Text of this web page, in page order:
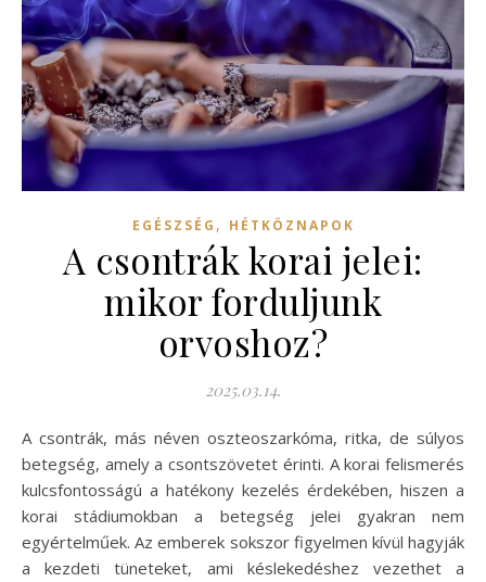
EGÉSZSÉG , HÉTKÖZNAPOK
A csontrák korai jelei:
mikor forduljunk
orvoshoz?
2025.03.14.
A csontrák, más néven oszteoszarkóma, ritka, de súlyos
betegség, amely a csontszövetet érinti. A korai felismerés
kulcsfontosságú a hatékony kezelés érdekében, hiszen a
korai stádiumokban a betegség jelei gyakran nem
egyértelműek. Az emberek sokszor figyelmen kívül hagyják
a kezdeti tüneteket, ami késlekedéshez vezethet a